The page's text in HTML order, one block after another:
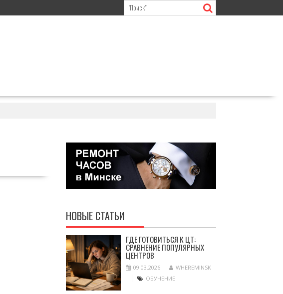
НОВЫЕ СТАТЬИ
ГДЕ ГОТОВИТЬСЯ К ЦТ:
СРАВНЕНИЕ ПОПУЛЯРНЫХ
ЦЕНТРОВ
09.03.2026
WHEREMINSK
ОБУЧЕНИЕ